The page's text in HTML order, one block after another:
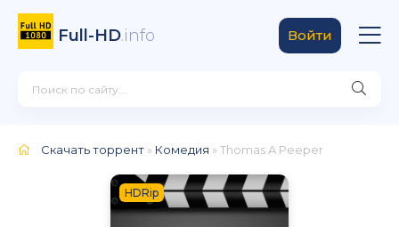
Full-HD.info Войти
Скачать торрент » Комедия » Thomas A Peeper
HDRip